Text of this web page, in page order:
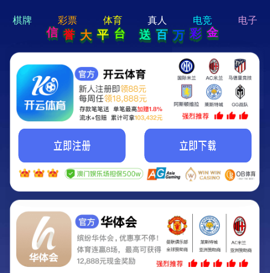
hi 💗
Hey Guys!
我们即将上线啦...